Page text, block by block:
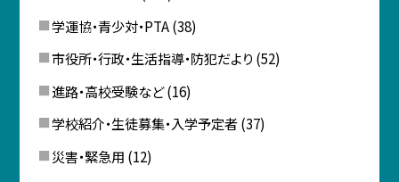
学運協・青少対・PTA(38)
市役所・行政・生活指導・防犯だより (52)
進路・高校受験など(16)
学校紹介・生徒募集・入学予定者(37)
災害・緊急用 (12)